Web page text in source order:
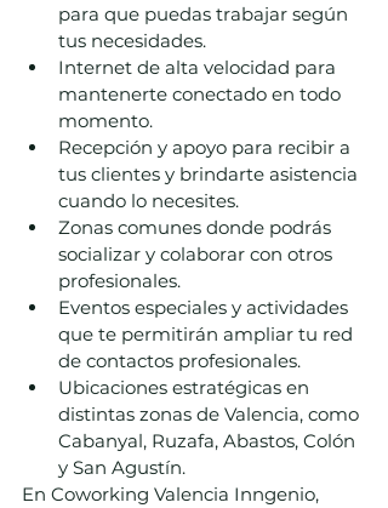
para que puedas trabajar según
tus necesidades.
Internet de alta velocidad para
mantenerte conectado en todo
momento.
Recepción y apoyo para recibir a
tus clientes y brindarte asistencia
cuando lo necesites.
Zonas comunes donde podrás
socializar y colaborar con otros
profesionales.
Eventos especiales y actividades
que te permitirán ampliar tu red
de contactos profesionales.
Ubicaciones estratégicas en
distintas zonas de Valencia, como
Cabanyal, Ruzafa, Abastos, Colón
y San Agustín.
En Coworking Valencia Inngenio,